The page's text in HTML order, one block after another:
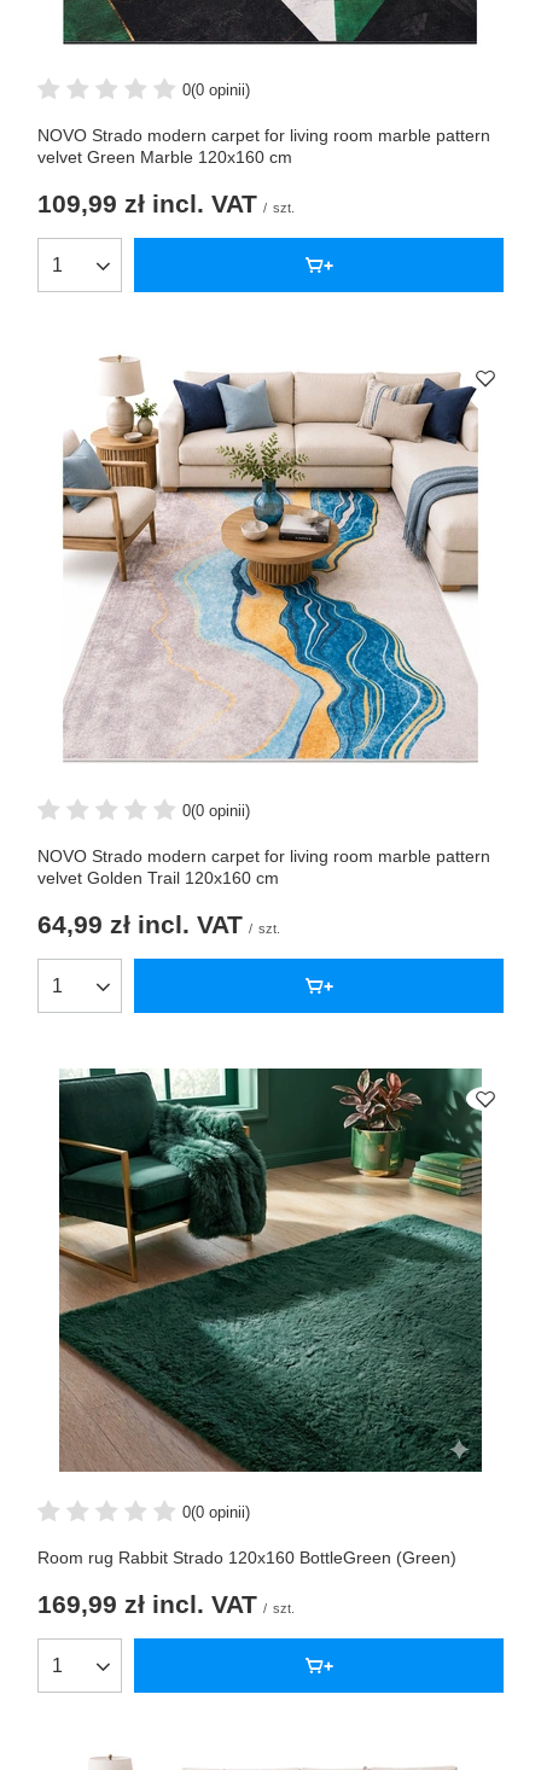
0(0 opinii)
NOVO Strado modern carpet for living room marble pattern
velvet Green Marble 120x160 cm
109,99 zł incl. VAT / szt.
0(0 opinii)
NOVO Strado modern carpet for living room marble pattern
velvet Golden Trail 120x160 cm
64,99 zł incl. VAT / szt.
0(0 opinii)
Room rug Rabbit Strado 120x160 BottleGreen (Green)
169,99 zł incl. VAT / szt.